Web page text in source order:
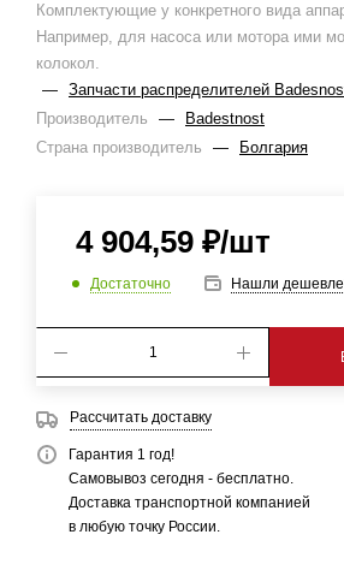
Комплектующие у конкретного вида
Например, для насоса или мотора ими
колокол.
— Запчасти распределителей
Производитель
—
Badestnost
Страна производитель
— Болгария
4 904,59 ₽/шт
Достаточно Нашли
Рассчитать доставку
Гарантия 1 год!
Самовывоз сегодня - бесплатно.
Доставка транспортной компанией
в любую точку России.